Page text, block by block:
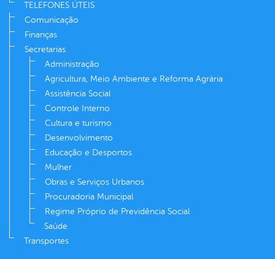
TELEFONES ÚTEIS
Comunicação
Finanças
Secretarias
Administração
Agricultura, Meio Ambiente e Reforma Agrária
Assistência Social
Controle Interno
Cultura e turismo
Desenvolvimento
Educação e Desportos
Mulher
Obras e Serviços Urbanos
Procuradoria Municipal
Regime Próprio de Previdência Social
Saúde
Transportes